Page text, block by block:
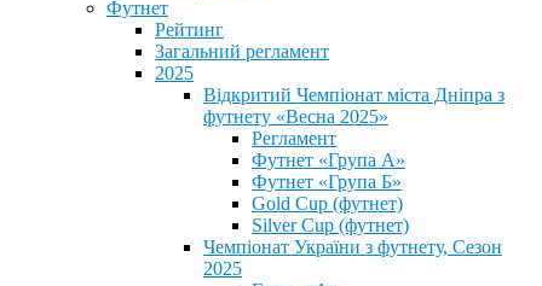
Футнет
Рейтинг
Загальний регламент
2025
Відкритий Чемпіонат міста Дніпра з
футнету «Весна 2025»
Регламент
Футнет «Група А»
Футнет «Група Б»
Gold Cup (футнет)
Silver Cup (футнет)
Чемпіонат України з футнету, Сезон
2025